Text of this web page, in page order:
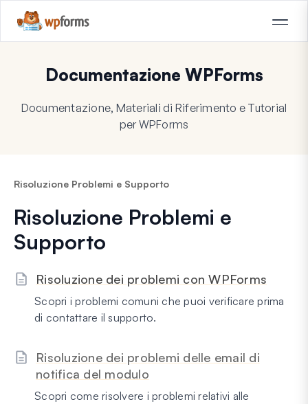
Documentazione WPForms
Documentazione, Materiali di Riferimento e Tutorial
per WPForms
Risoluzione Problemi e Supporto
Risoluzione Problemi e
Supporto
Risoluzione dei problemi con WPForms
Scopri i problemi comuni che puoi verificare prima
di contattare il supporto.
Risoluzione dei problemi delle email di
notifica del modulo
Scopri come risolvere i problemi relativi alle